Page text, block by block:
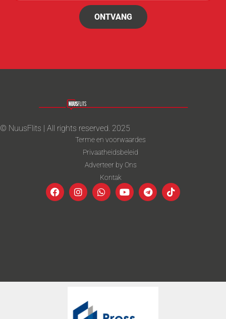
ONTVANG
© NuusFlits | All rights reserved. 2025
Terme en voorwaardes
Privaatheidsbeleid
Adverteer by Ons
Kontak